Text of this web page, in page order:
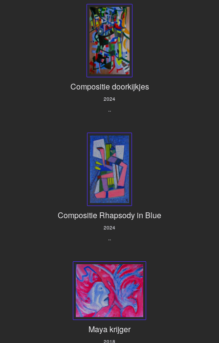
Compositie doorkijkjes
2024
..
Compositie Rhapsody in Blue
2024
..
Maya krijger
2018